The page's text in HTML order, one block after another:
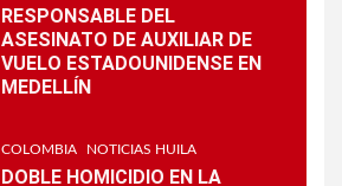
RESPONSABLE DEL
ASESINATO DE AUXILIAR DE
VUELO ESTADOUNIDENSE EN
MEDELLÍN
COLOMBIA NOTICIAS HUILA
DOBLE HOMICIDIO EN LA